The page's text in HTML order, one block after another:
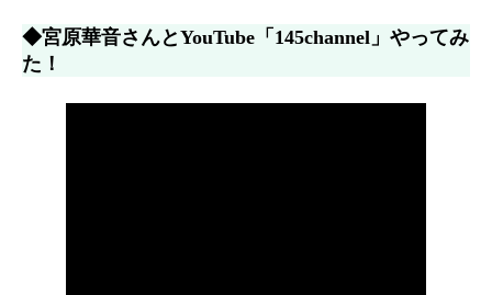
◆宮原華音さんとYouTube「145channel」やってみ
た！